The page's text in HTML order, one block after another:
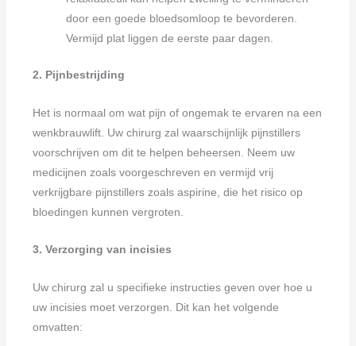
door een goede bloedsomloop te bevorderen.
Vermijd plat liggen de eerste paar dagen.
2. Pijnbestrijding
Het is normaal om wat pijn of ongemak te ervaren na een
wenkbrauwlift. Uw chirurg zal waarschijnlijk pijnstillers
voorschrijven om dit te helpen beheersen. Neem uw
medicijnen zoals voorgeschreven en vermijd vrij
verkrijgbare pijnstillers zoals aspirine, die het risico op
bloedingen kunnen vergroten.
3. Verzorging van incisies
Uw chirurg zal u specifieke instructies geven over hoe u
uw incisies moet verzorgen. Dit kan het volgende
omvatten: